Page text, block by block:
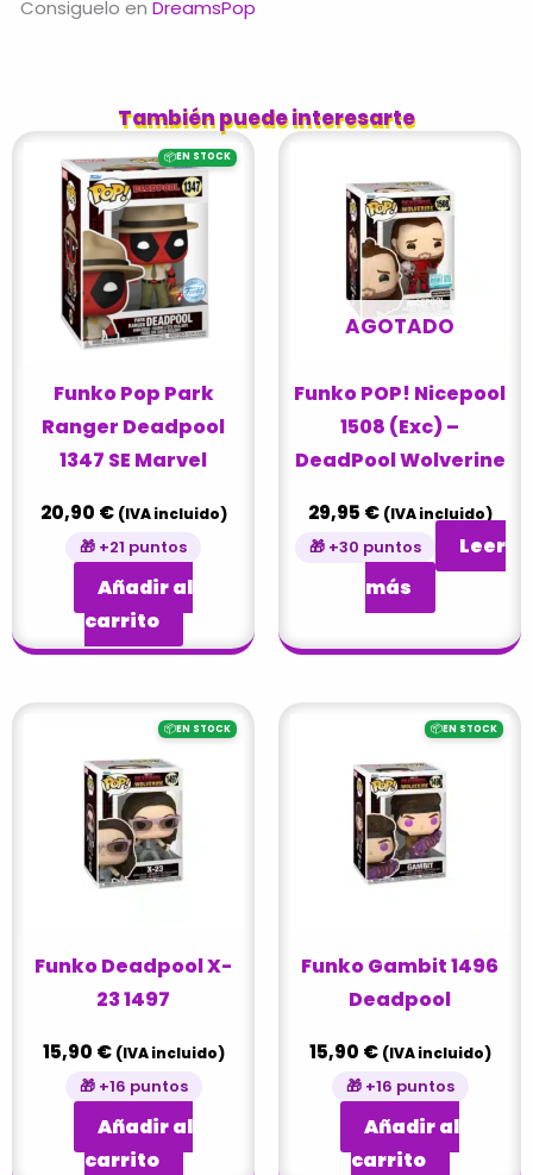
Consiguelo en DreamsPop
También puede interesarte
📦EN STOCK
Funko Pop Park
Ranger Deadpool
1347 SE Marvel
20,90 € (IVA incluido)
🎁 +21 puntos
Añadir al
carrito
AGOTADO
Funko POP! Nicepool
1508 (Exc) –
DeadPool Wolverine
29,95 € (IVA incluido)
🎁 +30 puntos
Leer
más
📦EN STOCK
Funko Deadpool X-
23 1497
15,90 € (IVA incluido)
🎁 +16 puntos
Añadir al
carrito
📦EN STOCK
Funko Gambit 1496
Deadpool
15,90 € (IVA incluido)
🎁 +16 puntos
Añadir al
carrito